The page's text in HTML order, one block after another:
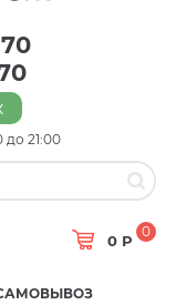
до 21:00
0 Р
0